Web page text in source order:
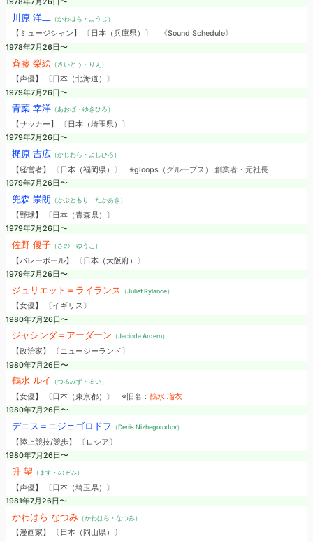
川原 洋二 （かわはら・ようじ）
【ミュージシャン】 〔日本（兵庫県）〕
《Sound Schedule》
1978年7月26日〜
斉藤 梨絵（さいとう・りえ）
【声優】 〔日本（北海道）〕
1979年7月26日〜
青葉 幸洋（あおば・ゆきひろ）
【サッカー】 〔日本（埼玉県）〕
1979年7月26日〜
梶原 吉広 （かじわら・よしひろ）
【経営者】 〔日本（福岡県）〕 ※gloops（グループス） 創業者・元社長
1979年7月26日〜
兜森 崇朗 （かぶともり・たかあき）
【野球】 〔日本（青森県）〕
1979年7月26日〜
佐野 優子（さの・ゆうこ）
【バレーボール】 〔日本（大阪府）〕
1979年7月26日〜
ジュリエット＝ライランス （Juliet Rylance）
【女優】 〔イギリス〕
1980年7月26日〜
ジャシンダ＝アーダーン （Jacinda Ardern）
【政治家】 〔ニュージーランド〕
1980年7月26日〜
鶴水 ルイ （つるみず・るい）
【女優】 〔日本（東京都）〕 ※旧名： 鶴水 瑠衣
1980年7月26日〜
デニス＝ニジェゴロドフ （Denis Nizhegorodov）
【陸上競技/競歩】 〔ロシア〕
1980年7月26日〜
升 望 （ます・のぞみ）
【声優】 〔日本（埼玉県）〕
1981年7月26日〜
かわはら なつみ（かわはら・なつみ）
【漫画家】 〔日本（岡山県）〕